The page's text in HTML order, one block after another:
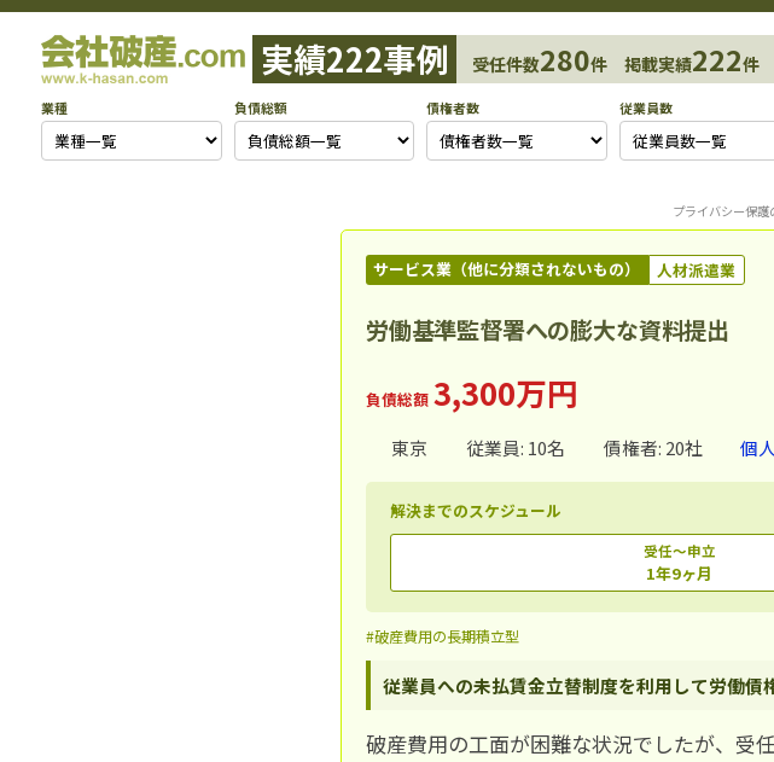
ン
テ
実績222事例 受任件数280件 掲載実績222件
業種 負債総額 債権者数 従業員数
プライバシー保護
サービス業（他に分類されないもの） 人材派遣業
労働基準監督署への膨大な資料提出
負債総額 3,300万円
東京 従業員: 10名 債権者: 20社 個
解決までのスケジュール
受任～申立
1年9ヶ月
#破産費用の長期積立型
従業員への未払賃金立替制度を利用して労働債
破産費用の工面が困難な状況でしたが、受